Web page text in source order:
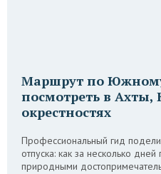
Маршрут по
посмотреть в Ахты,
окрестностях
Профессиональный гид
отпуска: как за несколько
природными